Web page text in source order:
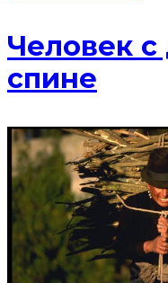
Человек
спине